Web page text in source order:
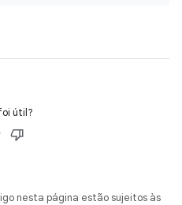
útil?
nesta página estão sujeitos às